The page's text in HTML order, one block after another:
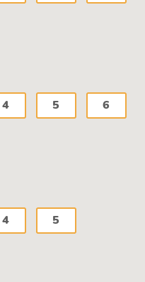
4 5 6
4 5